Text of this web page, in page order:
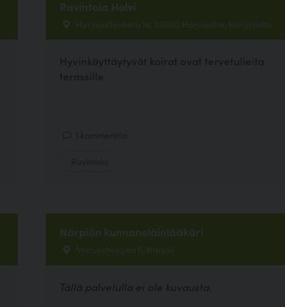
Ravintola Holvi
Harjavallankatu 14, 29200 Harjavalta, Harjavalta
Hyvinkäyttäytyvät koirat ovat tervetulleita
terassille
Närpiön kunnaneläinlääkäri
Matuschvägen 6, Närpiö
Tällä palvelulla ei ole kuvausta.